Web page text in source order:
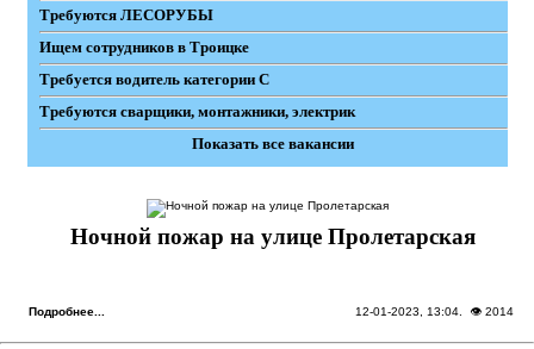
Требуются ЛЕСОРУБЫ
Ищем сотрудников в Троицке
Требуется водитель категории С
Требуются сварщики, монтажники, электрик
Показать все вакансии
Ночной пожар на улице Пролетарская
Подробнее... 12-01-2023, 13:04. 👁 2014